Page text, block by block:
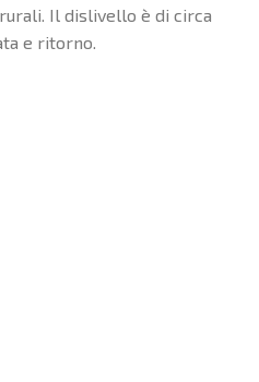
Il dislivello è di circa
e ritorno.